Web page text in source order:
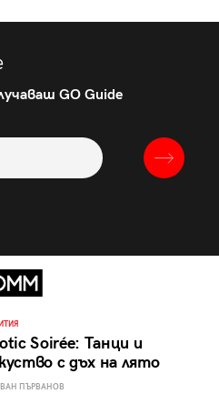
GO Guide
Soirée: Танци и
с дъх на лято
ПЪРВАНОВ